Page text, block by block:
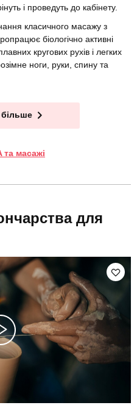
і проведуть до кабінету.
класичного масажу з
біологічно активні
кругових рухів і легких
ноги, руки, спину та
більше
та масажі
для